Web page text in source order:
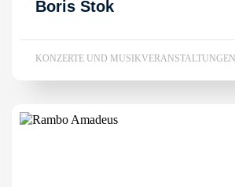
Boris Štok
KONZERTE UND MUSIKVERANSTALTUNGEN